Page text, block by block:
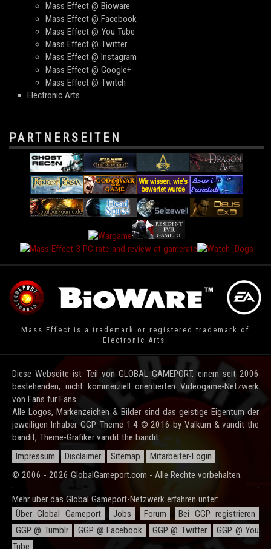
Mass Effect @ Bioware
Mass Effect @ Facebook
Mass Effect @ You Tube
Mass Effect @ Twitter
Mass Effect @ Instagram
Mass Effect @ Google+
Mass Effect @ Twitch
Electronic Arts
PARTNERSEITEN
Mass Effect is a trademark or registered trademark of
Electronic Arts.
Diese Webseite ist Teil von GLOBAL GAMEPORT, einem seit 2006
bestehenden, nicht kommerziell orientierten Videogame-Netzwerk
von Fans für Fans.
Alle Logos, Markenzeichen & Bilder sind das geistige Eigentum der
jeweiligen Inhaber. GGP Theme 1.4 © 2016 by Valkum & vandit the
bandit, Theme-Grafiker vandit the bandit.
Impressum
Disclaimer Sitemap
Mitarbeiter-Login
© 2006 - 2026 GlobalGameport.com - Alle Rechte vorbehalten.
Mehr über das Global Gameport-Netzwerk erfahren unter:
Über Global Gameport
Jobs Forum
Bei GGP registrieren
GGP @ Tumblr
GGP @ Facebook GGP @ Twitter
GGP @ You
Tube